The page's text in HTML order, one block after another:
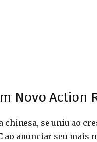
Novo Action
chinesa, se uniu ao
ao anunciar seu mais